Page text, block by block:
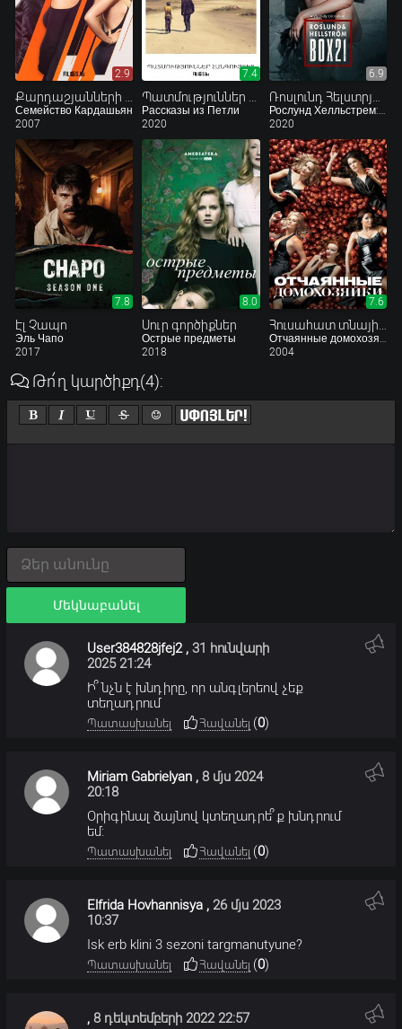
2.9
Семейство Кардашьян
2007
7.4
Рассказы из Петли
2020
6.9
2020
7.8
Էլ Չապո
Эль Чапо
2017
8.0
Սուր գործիքներ
Острые предметы
2018
7.6
2004
Թո՛ղ կարծիքդ(4):
Մեկնաբանել
User384828jfej2 , 31 հունվարի
2025 21:24
Պատասխանել Հավանել (0)
Ի՞նչն է խնդիրը, որ անգլերեով չեք
տեղադրում
Miriam Gabrielyan , 8 մյս 2024
20:18
Պատասխանել Հավանել (0)
Օրիգինալ ձայնով կտեղադրե՞ք խնդրում
եմ:
Elfrida Hovhannisya , 26 մյս 2023
10:37
Պատասխանել Հավանել (0)
Isk erb klini 3 sezoni targmanutyune?
, 8 դեկտեմբերի 2022 22:57